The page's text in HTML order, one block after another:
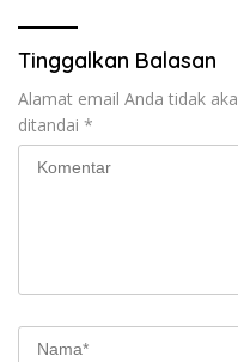
Tinggalkan Balasan
Alamat email Anda tidak
ditandai *